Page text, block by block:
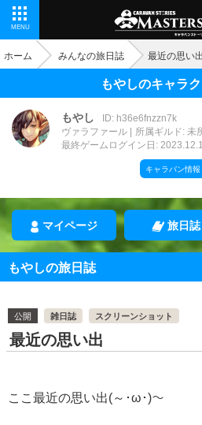
MENU
ホーム みんなの旅日誌 最近の思い出
もやしのキャラ
もやし
ID: h36e6fnzzn7k
ヴァラファール
所属ギルド: 未
最終ゲームログイン日:
キャラバン情報
マイページ 旅日誌
もやしの旅日誌
公開
雑日誌 スクリーンショット
最近の思い出
ここ最近の思い出(～･ω･)～